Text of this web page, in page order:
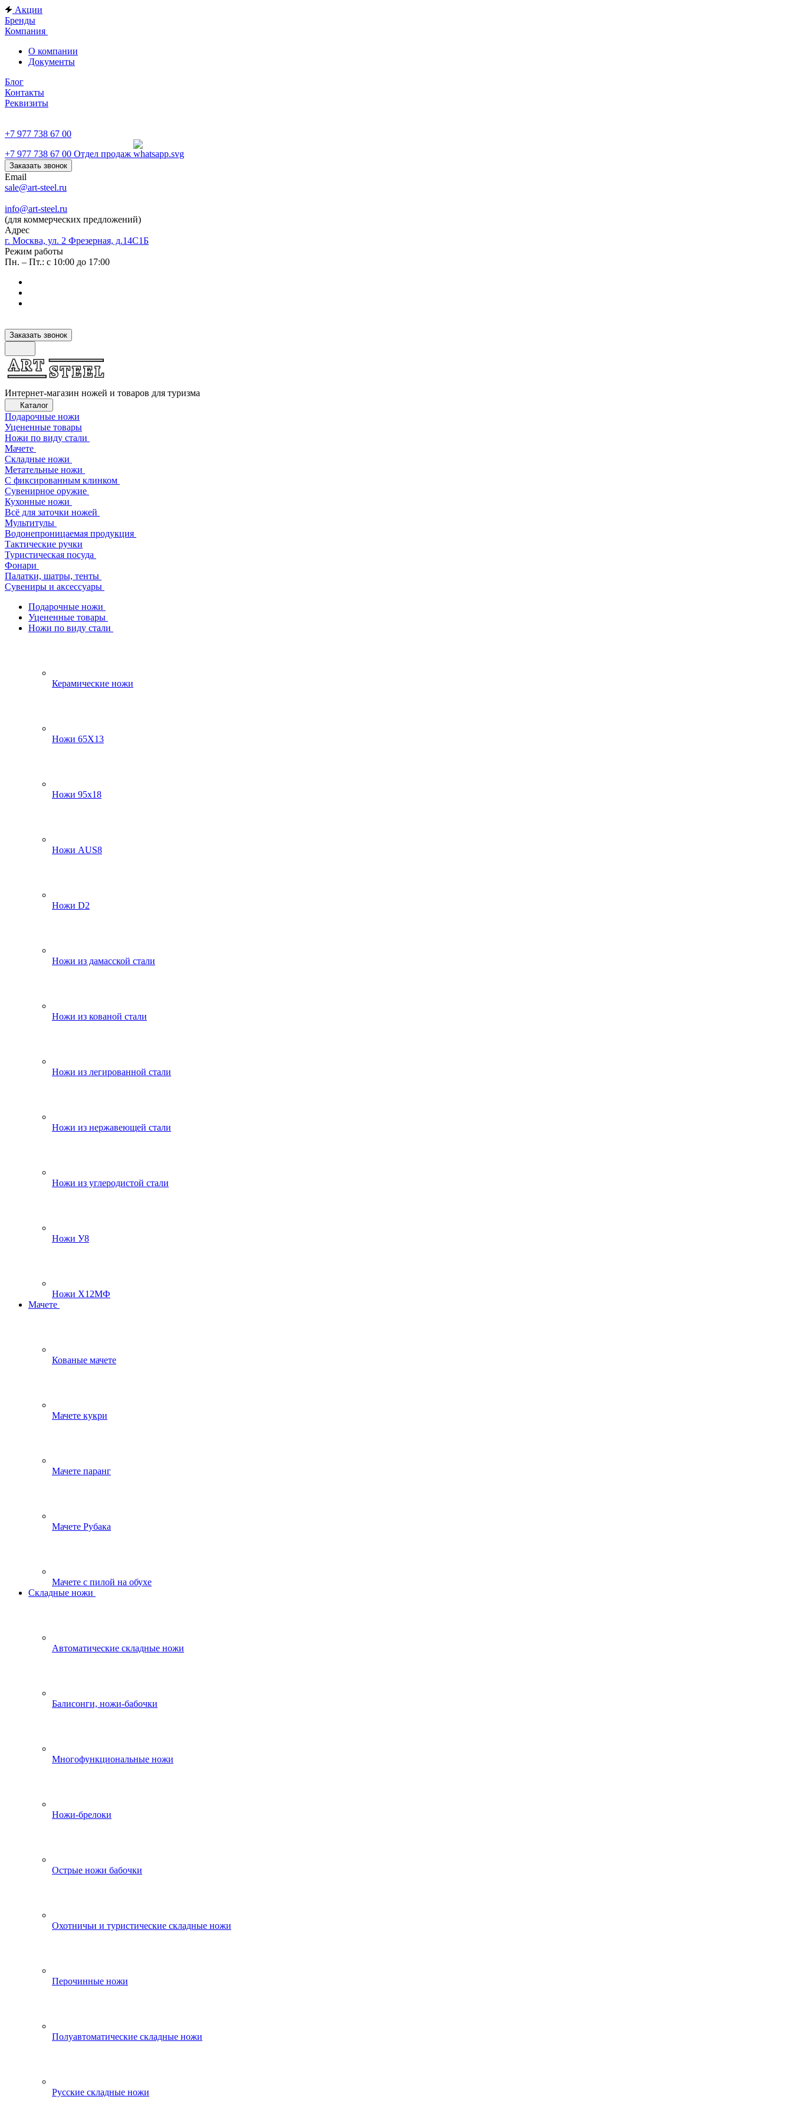
Акции
Бренды
Компания
О компании
Документы
Блог
Контакты
Реквизиты
+7 977 738 67 00
+7 977 738 67 00 Отдел продаж
Заказать звонок
Email
sale@art-steel.ru
info@art-steel.ru
(для коммерческих предложений)
Адрес
г. Москва, ул. 2 Фрезерная, д.14С1Б
Режим работы
Пн. – Пт.: с 10:00 до 17:00
Заказать звонок
Интернет-магазин ножей и товаров для туризма
Каталог
Подарочные ножи
Уцененные товары
Ножи по виду стали
Мачете
Складные ножи
Метательные ножи
С фиксированным клинком
Сувенирное оружие
Кухонные ножи
Всё для заточки ножей
Мультитулы
Водонепроницаемая продукция
Тактические ручки
Туристическая посуда
Фонари
Палатки, шатры, тенты
Сувениры и аксессуары
Подарочные ножи
Уцененные товары
Ножи по виду стали
Керамические ножи
Ножи 65Х13
Ножи 95х18
Ножи AUS8
Ножи D2
Ножи из дамасской стали
Ножи из кованой стали
Ножи из легированной стали
Ножи из нержавеющей стали
Ножи из углеродистой стали
Ножи У8
Ножи Х12МФ
Мачете
Кованые мачете
Мачете кукри
Мачете паранг
Мачете Рубака
Мачете с пилой на обухе
Складные ножи
Автоматические складные ножи
Балисонги, ножи-бабочки
Многофункциональные ножи
Ножи-брелоки
Острые ножи бабочки
Охотничьи и туристические складные ножи
Перочинные ножи
Полуавтоматические складные ножи
Русские складные ножи